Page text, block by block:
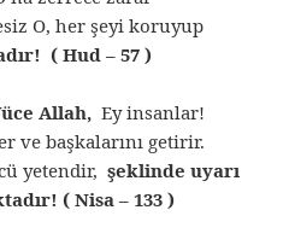
O, her şeyi koruyup
( Hud – 57 )
Allah, Ey insanlar!
ve başkalarını getirir.
yetendir, şeklinde uyarı
( Nisa – 133 )